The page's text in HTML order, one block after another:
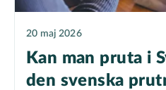
20 maj 2026
Kan man pruta i
den svenska